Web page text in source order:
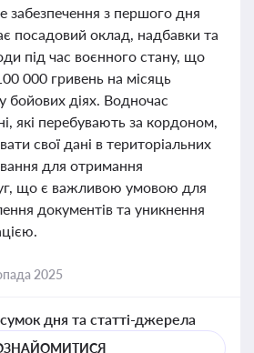
з першого дня
посадовий оклад, надбавки та
під час воєнного стану, що
000 гривень на місяць
бойових діях. Водночас
які перебувають за кордоном,
свої дані в територіальних
для отримання
що є важливою умовою для
документів та уникнення
2025
дня та статті-джерела